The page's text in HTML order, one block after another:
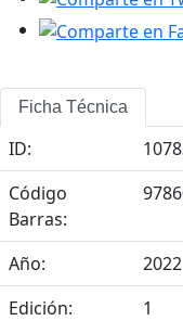
Ficha Técnica
ID:
Código
Barras:
Año:
2022
Edición:
1